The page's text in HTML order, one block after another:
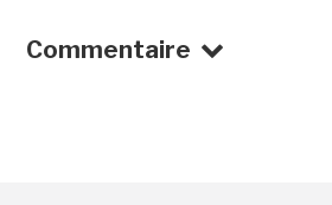
Commentaire